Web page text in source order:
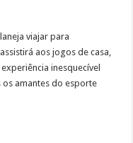
viajar para
aos jogos de casa,
inesquecível
amantes do esporte